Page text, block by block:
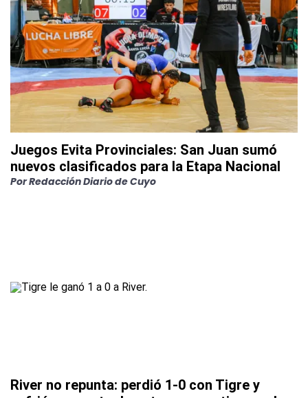
Juegos Evita Provinciales: San Juan sumó
nuevos clasificados para la Etapa Nacional
PorRedacción Diario de Cuyo
River no repunta: perdió 1-0 con Tigre y